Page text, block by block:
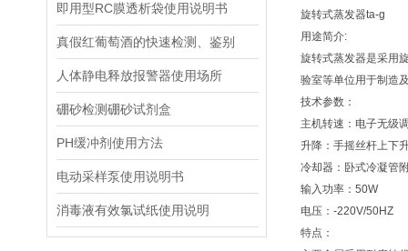
即用型RC膜透析袋使用说明书
真假红葡萄酒的快速检测、鉴别
人体静电释放报警器使用场所
硼砂检测硼砂试剂盒
PH缓冲剂使用方法
电动采样泵使用说明书
消毒液有效氯试纸使用说明
旋转式蒸发器ta-g
用途简介:
旋转式蒸发器是采用
验室等单位用于制造
技术参数：
主机转速：电子无级
升降：手摇丝杆上下
冷却器：卧式冷凝管
输入功率：50W
电压：-220V/50HZ
特点：